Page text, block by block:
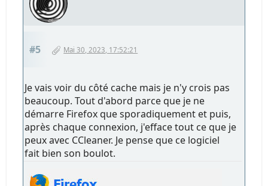
#5 Mai 30, 2023, 17:52:21
Je vais voir du côté cache mais je n'y crois pas
beaucoup. Tout d'abord parce que je ne
démarre Firefox que sporadiquement et puis,
après chaque connexion, j'efface tout ce que je
peux avec CCleaner. Je pense que ce logiciel
fait bien son boulot.